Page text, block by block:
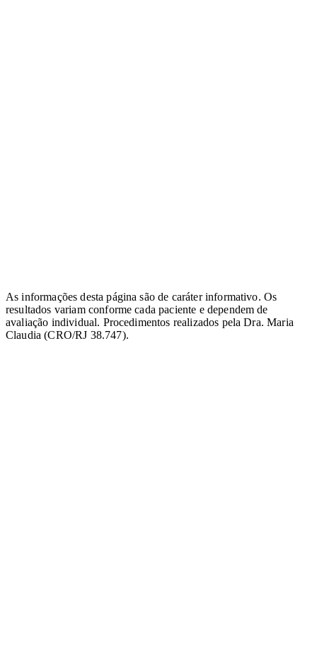
As informações desta página são de caráter informativo. Os
resultados variam conforme cada paciente e dependem de
avaliação individual. Procedimentos realizados pela Dra. Maria
Claudia (CRO/RJ 38.747).